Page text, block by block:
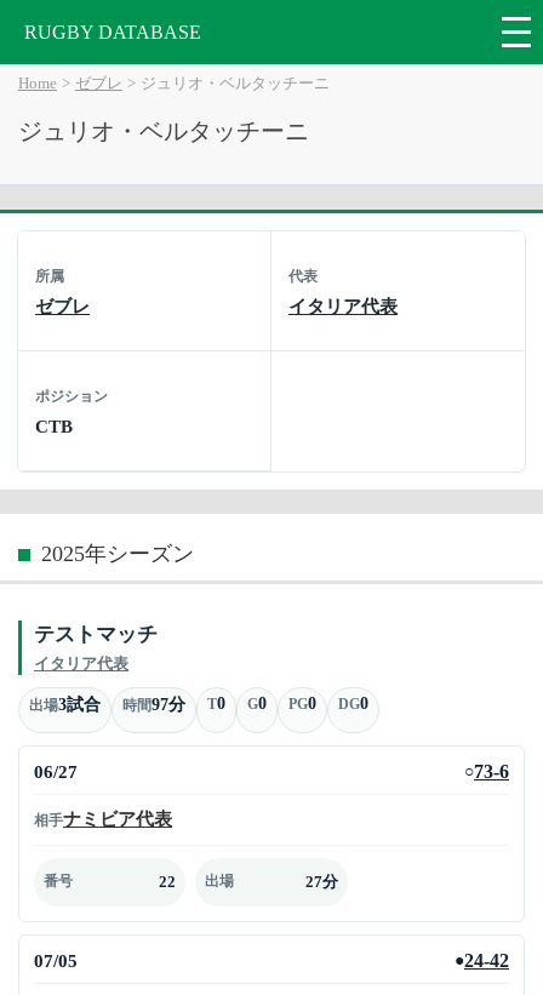
RUGBY DATABASE
Home ゼブレ ジュリオ・ベルタッチーニ
ジュリオ・ベルタッチーニ
所属
ゼブレ
代表
イタリア代表
ポジション
CTB
2025年シーズン
テストマッチ
イタリア代表
出場3試合 時間97分 T0 G0 PG0 DG0
06/27 ○73-6
相手ナミビア代表
番号 22 出場 27分
07/05 ●24-42